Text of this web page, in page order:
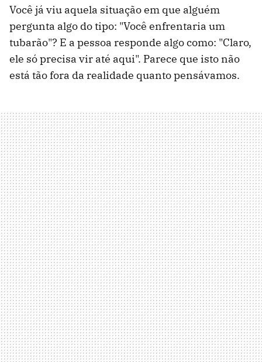
Você já viu aquela situação em que alguém
pergunta algo do tipo: "Você enfrentaria um
tubarão"? E a pessoa responde algo como: "Claro,
ele só precisa vir até aqui". Parece que isto não
está tão fora da realidade quanto pensávamos.